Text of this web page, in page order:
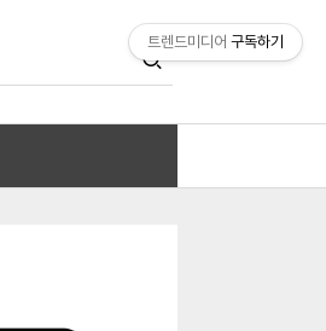
트렌드미디어 구독하기